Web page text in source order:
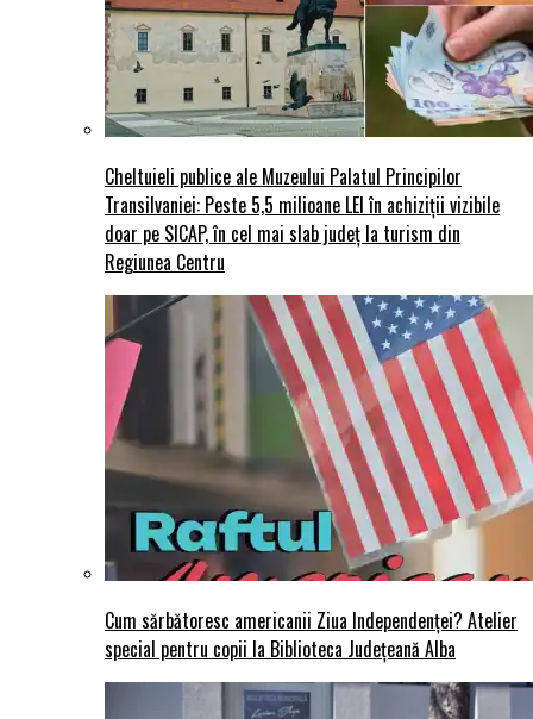
Cheltuieli publice ale Muzeului Palatul Principilor
Transilvaniei: Peste 5,5 milioane LEI în achiziții vizibile
doar pe SICAP, în cel mai slab județ la turism din
Regiunea Centru
Cum sărbătoresc americanii Ziua Independenței? Atelier
special pentru copii la Biblioteca Județeană Alba